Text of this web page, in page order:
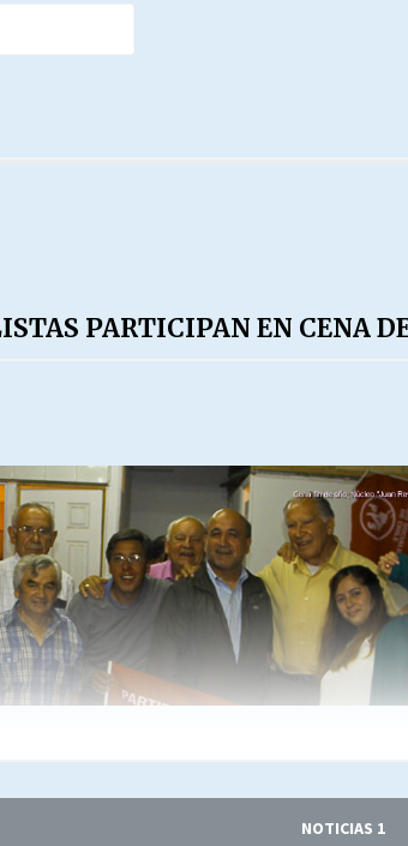
PARTICIPAN EN CENA
NOTICIAS 1